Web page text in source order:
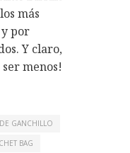
más
por
Y claro,
menos!
GANCHILLO
BAG